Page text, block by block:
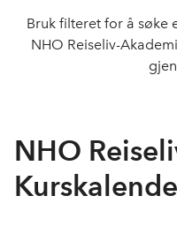
Bruk filteret for å søke
NHO Reiseliv-
NHO